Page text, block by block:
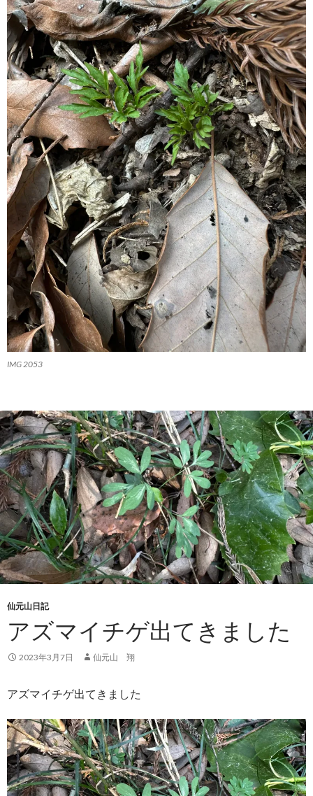
IMG 2053
仙元山日記
アズマイチゲ出てきました
2023年3月7日 仙元山 翔
アズマイチゲ出てきました